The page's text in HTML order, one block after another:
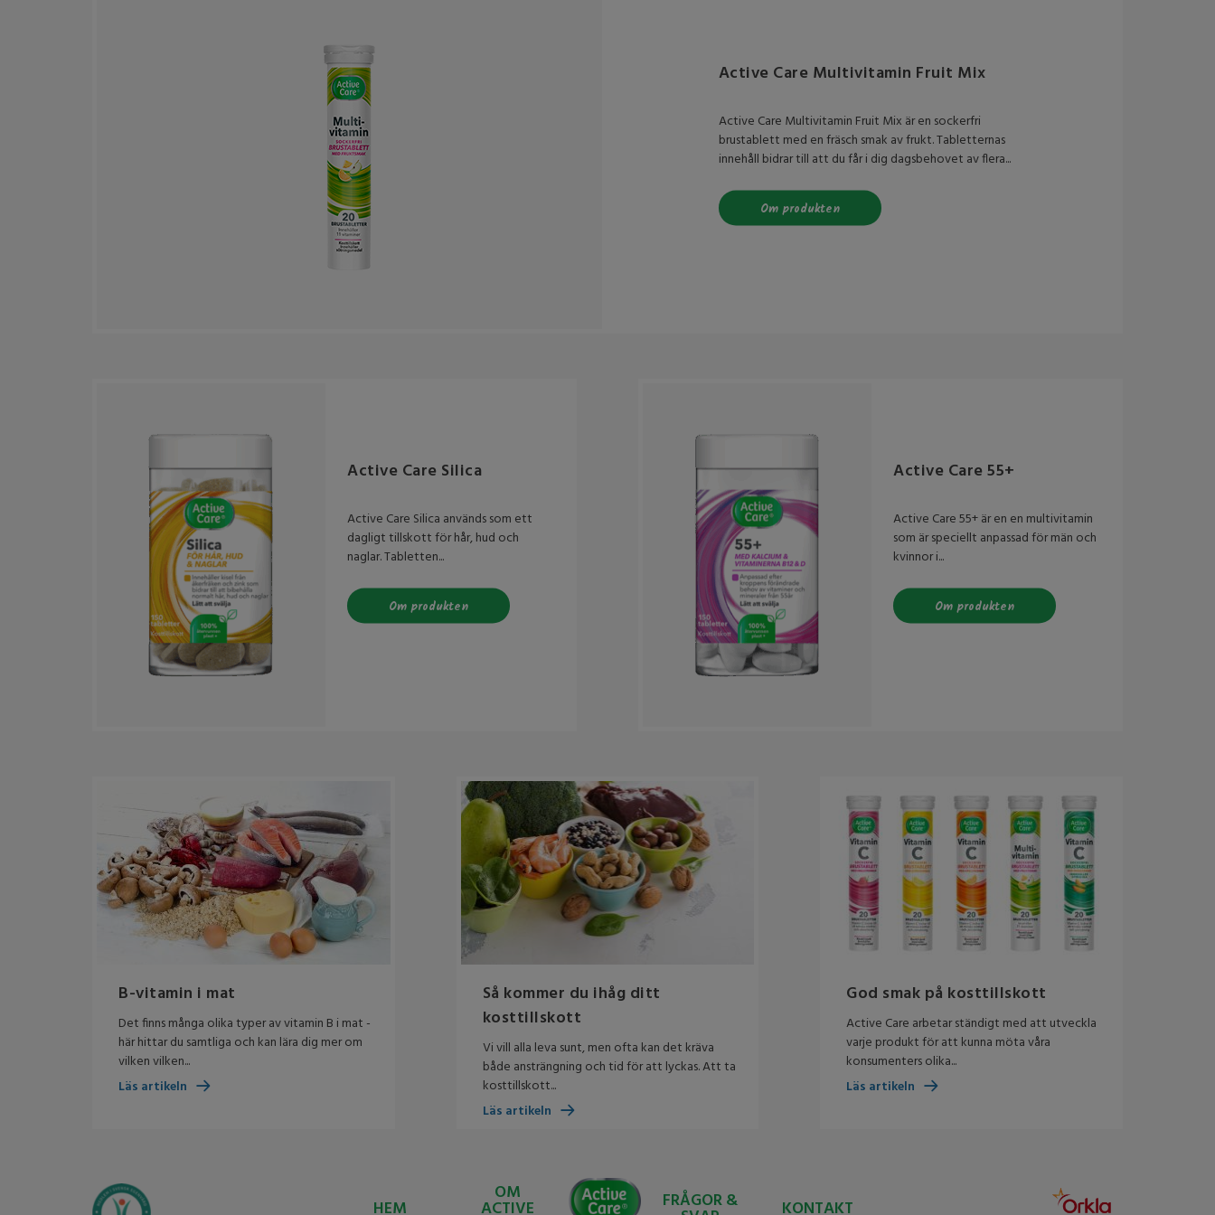
Vitamin D
Vitamin E
Vitamin K
Active Care Multivitamin Fruit Mix
Active Care Multivitamin Fruit Mix är en sockerfri
brustablett med en fräsch smak av frukt. Tabletternas
innehåll bidrar till att du får i dig dagsbehovet av flera...
Om produkten
Active Care Silica
Active Care Silica används som ett
dagligt tillskott för hår, hud och
naglar. Tabletten...
Om produkten
Active Care 55+
Active Care 55+ är en en multivitamin
som är speciellt anpassad för män och
kvinnor i...
Om produkten
B-vitamin i mat
Det finns många olika typer av vitamin B i mat -
här hittar du samtliga och kan lära dig mer om
vilken vilken...
Läs artikeln
Så kommer du ihåg ditt
kosttillskott
Vi vill alla leva sunt, men ofta kan det kräva
både ansträngning och tid för att lyckas. Att ta
kosttillskott...
Läs artikeln
God smak på kosttillskott
Active Care arbetar ständigt med att utveckla
varje produkt för att kunna möta våra
konsumenters olika...
Läs artikeln
HEM
OM
ACTIVE
Active
Care
FRÅGOR & KONTAKT